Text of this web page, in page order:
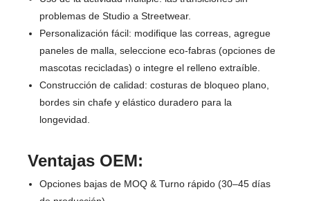
problemas de Studio a Streetwear.
Personalización fácil: modifique las correas, agregue
paneles de malla, seleccione eco-fabras (opciones de
mascotas recicladas) o integre el relleno extraíble.
Construcción de calidad: costuras de bloqueo plano,
bordes sin chafe y elástico duradero para la
longevidad.
Ventajas OEM:
Opciones bajas de MOQ & Turno rápido (30–45 días